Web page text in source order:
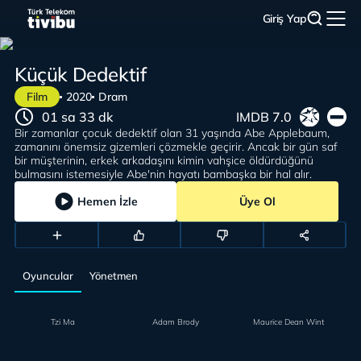
Giriş Yap
Film 2020 Dram
Küçük Dedektif
Bir zamanlar çocuk dedektif olan 31 yaşında Abe Applebaum,
zamanını önemsiz gizemleri çözmekle geçirir. Ancak bir gün saf
bir müşterinin, erkek arkadaşını kimin vahşice öldürdüğünü
bulmasını istemesiyle Abe'nin hayatı bambaşka bir hal alır.
01 sa 33 dk IMDB 7.0
Hemen İzle Üye Ol
Oyuncular Yönetmen
Tzi Ma Adam Brody Maurice Dean Wint